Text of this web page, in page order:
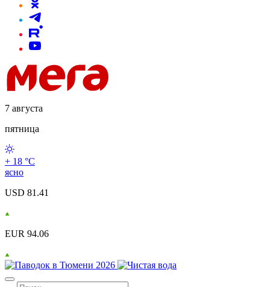
7 августа
пятница
+ 18 °С
ясно
USD 81.41
EUR 94.06